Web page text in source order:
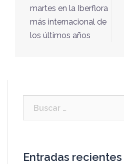
martes en la Iberflora
más internacional de
los últimos años
Entradas recientes